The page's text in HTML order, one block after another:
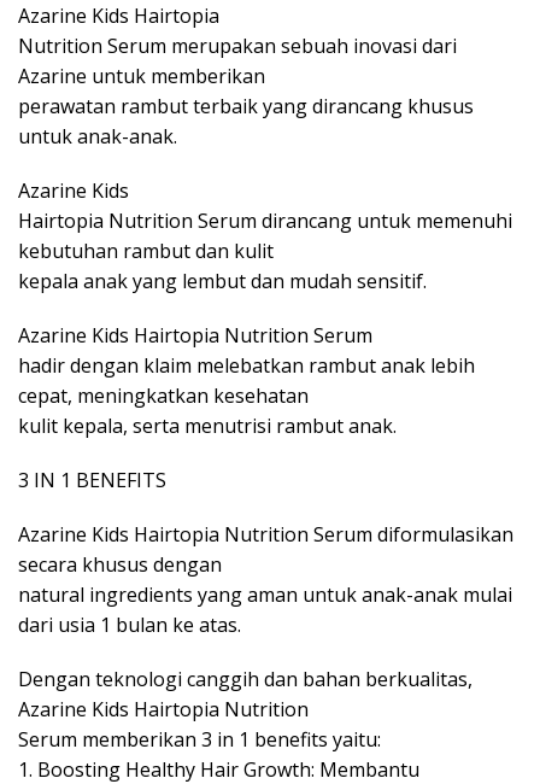
Azarine Kids Hairtopia
Nutrition Serum merupakan sebuah inovasi dari
Azarine untuk memberikan
perawatan rambut terbaik yang dirancang khusus
untuk anak-anak.
Azarine Kids
Hairtopia Nutrition Serum dirancang untuk memenuhi
kebutuhan rambut dan kulit
kepala anak yang lembut dan mudah sensitif.
Azarine Kids Hairtopia Nutrition Serum
hadir dengan klaim melebatkan rambut anak lebih
cepat, meningkatkan kesehatan
kulit kepala, serta menutrisi rambut anak.
3 IN 1 BENEFITS
Azarine Kids Hairtopia Nutrition Serum diformulasikan
secara khusus dengan
natural ingredients yang aman untuk anak-anak mulai
dari usia 1 bulan ke atas.
Dengan teknologi canggih dan bahan berkualitas,
Azarine Kids Hairtopia Nutrition
Serum memberikan 3 in 1 benefits yaitu:
1. Boosting Healthy Hair Growth: Membantu